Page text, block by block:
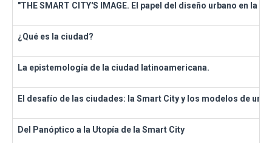
"THE SMART CITY'S IMAGE. El papel del diseño urbano en la
¿Qué es la ciudad?
La epistemología de la ciudad latinoamericana.
El desafío de las ciudades: la Smart City y los modelos de
Del Panóptico a la Utopía de la Smart City